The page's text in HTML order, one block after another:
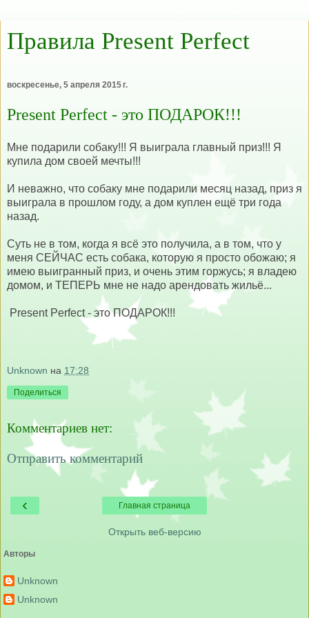
Правила Present Perfect
воскресенье, 5 апреля 2015 г.
Present Perfect - это ПОДАРОК!!!
Мне подарили собаку!!! Я выиграла главный приз!!! Я
купила дом своей мечты!!!
И неважно, что собаку мне подарили месяц назад, приз я
выиграла в прошлом году, а дом куплен ещё три года
назад.
Суть не в том, когда я всё это получила, а в том, что у
меня СЕЙЧАС есть собака, которую я просто обожаю; я
имею выигранный приз, и очень этим горжусь; я владею
домом, и ТЕПЕРЬ мне не надо арендовать жильё...
Present Perfect - это ПОДАРОК!!!
Unknown на 17:28
Поделиться
Комментариев нет:
Отправить комментарий
‹ Главная страница
Открыть веб-версию
Авторы
Unknown
Unknown